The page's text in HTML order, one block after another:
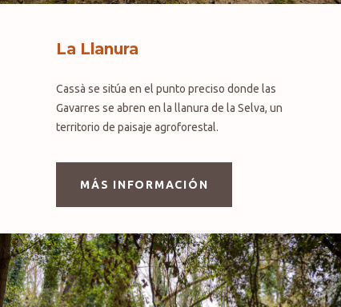
La Llanura
Cassà se sitúa en el punto preciso donde las
Gavarres se abren en la llanura de la Selva, un
territorio de paisaje agroforestal.
MÁS INFORMACIÓN